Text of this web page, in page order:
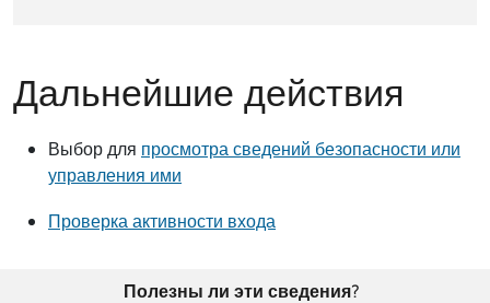
Дальнейшие действия
Выбор для просмотра сведений безопасности или
управления ими
Проверка активности входа
Полезны ли эти сведения?